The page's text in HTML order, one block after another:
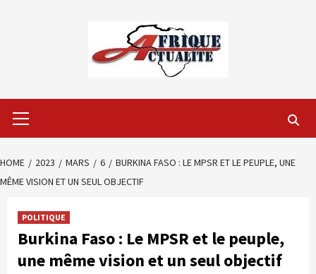
Menu
HOME 2023 MARS 6
BURKINA FASO : LE MPSR ET LE PEUPLE, UNE
MÊME VISION ET UN SEUL OBJECTIF
POLITIQUE
Burkina Faso : Le MPSR et le peuple,
une même vision et un seul objectif